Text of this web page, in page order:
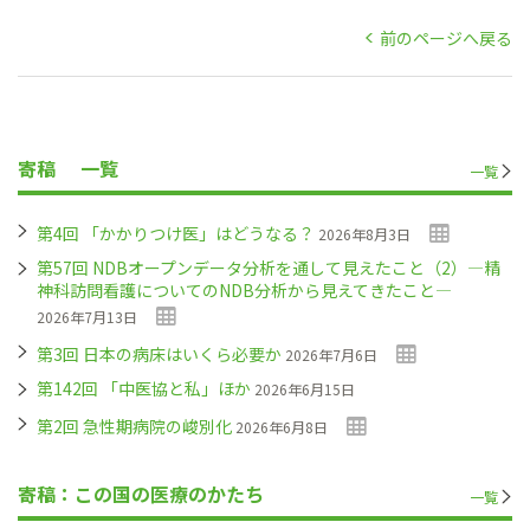
前のページへ戻る
寄稿 一覧 一覧
第4回 「かかりつけ医」はどうなる？ 2026年8月3日
第57回 NDBオープンデータ分析を通して見えたこと（2）―精
神科訪問看護についてのNDB分析から見えてきたこと―
2026年7月13日
第3回 日本の病床はいくら必要か 2026年7月6日
第142回 「中医協と私」ほか 2026年6月15日
第2回 急性期病院の峻別化 2026年6月8日
寄稿：この国の医療のかたち 一覧